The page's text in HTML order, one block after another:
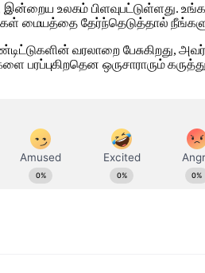
இன்றைய உலகம்
மையத்தை தேர்ந்தெடுத்தால்
வரலாறை பேசுகிறது,
பரப்புகிறதென ஒருசாராரும்